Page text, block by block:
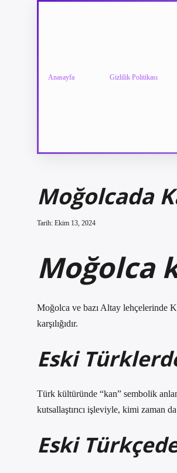
Anasayfa Gizlilik Politikası
Moğolcada
Tarih: Ekim 13, 2024
Moğolca
Moğolca ve bazı Altay lehçelerinde
karşılığıdır.
Eski
Türk kültüründe “kan” sembolik
kutsallaştırıcı işleviyle, kimi zaman
Eski